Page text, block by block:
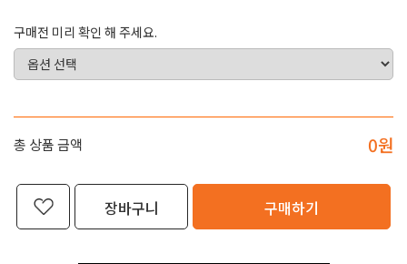
구매전 미리 확인 해 주세요.
총 상품 금액 0원
장바구니 구매하기